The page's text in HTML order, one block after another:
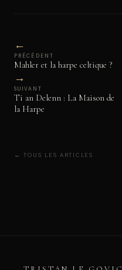
←
PRÉCÉDENT
Mahler et la harpe celtique ?
→
SUIVANT
Ti an Delenn : La Maison de
la Harpe
← TOUS LES ARTICLES